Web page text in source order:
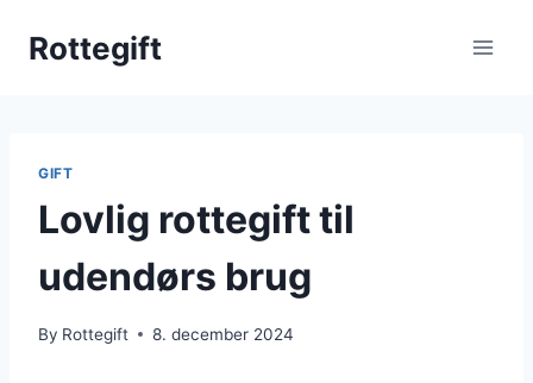
Rottegift
GIFT
Lovlig rottegift til
udendørs brug
By Rottegift 8. december 2024